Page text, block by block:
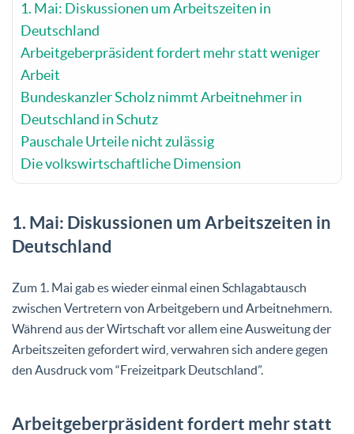
1. Mai: Diskussionen um Arbeitszeiten in
Deutschland
Arbeitgeberpräsident fordert mehr statt weniger
Arbeit
Bundeskanzler Scholz nimmt Arbeitnehmer in
Deutschland in Schutz
Pauschale Urteile nicht zulässig
Die volkswirtschaftliche Dimension
1. Mai: Diskussionen um Arbeitszeiten in
Deutschland
Zum 1. Mai gab es wieder einmal einen Schlagabtausch
zwischen Vertretern von Arbeitgebern und Arbeitnehmern.
Während aus der Wirtschaft vor allem eine Ausweitung der
Arbeitszeiten gefordert wird, verwahren sich andere gegen
den Ausdruck vom “Freizeitpark Deutschland”.
Arbeitgeberpräsident fordert mehr statt